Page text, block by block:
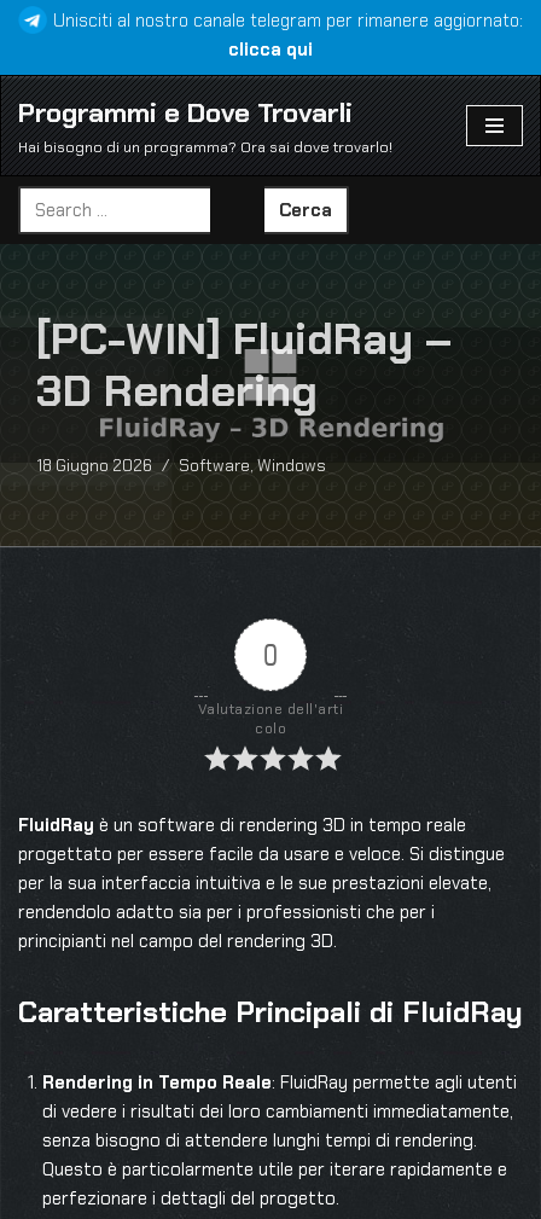
al
contenuto
Unisciti al nostro canale telegram per rimanere aggiornato:
clicca qui
Programmi e Dove Trovarli
Hai bisogno di un programma? Ora sai dove trovarlo!
Cerca
[PC-WIN] FluidRay –
3D Rendering
18 Giugno 2026 Software,Windows
0
Valutazione dell'arti
colo
FluidRay è un software di rendering 3D in tempo reale
progettato per essere facile da usare e veloce. Si distingue
per la sua interfaccia intuitiva e le sue prestazioni elevate,
rendendolo adatto sia per i professionisti che per i
principianti nel campo del rendering 3D.
Caratteristiche Principali di FluidRay
Rendering in Tempo Reale: FluidRay permette agli utenti
di vedere i risultati dei loro cambiamenti immediatamente,
senza bisogno di attendere lunghi tempi di rendering.
Questo è particolarmente utile per iterare rapidamente e
perfezionare i dettagli del progetto.